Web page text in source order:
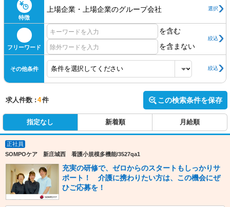
特徴
上場企業・上場企業のグループ会社 選択
フリーワード
を含む
を含まない
絞込
その他条件 絞込
求人件数 : 4件 この検索条件を保存
指定なし 新着順 月給順
正社員
SOMPOケア 新庄城西 看護小規模多機能/3527qa1
充実の研修で、ゼロからのスタートもしっかりサ
ポート！ 介護に携わりたい方は、この機会にぜ
ひご応募を！